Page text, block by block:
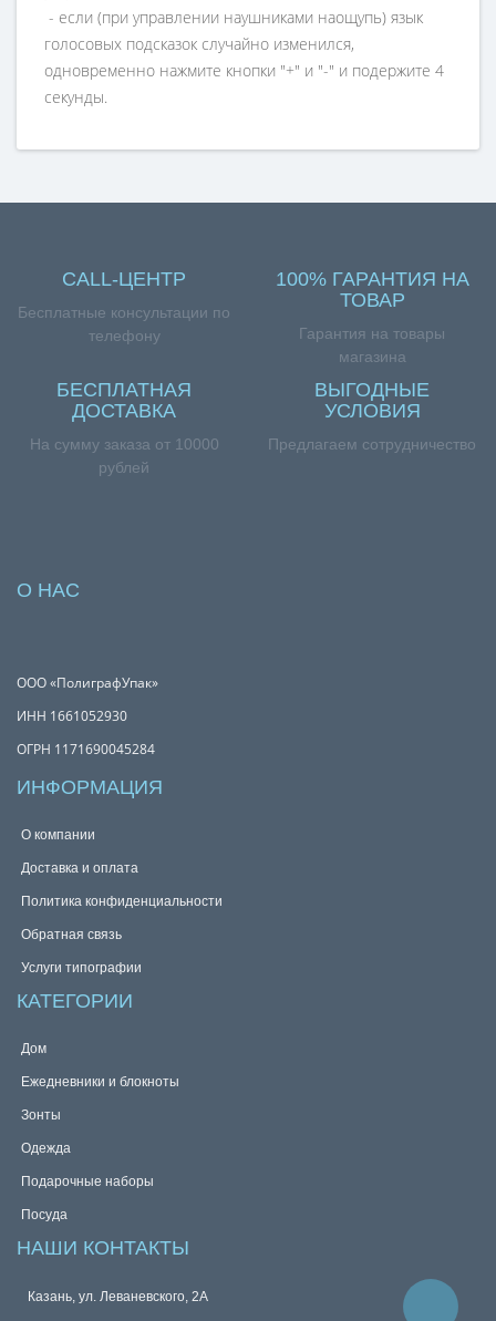
- если (при управлении наушниками наощупь) язык
голосовых подсказок случайно изменился,
одновременно нажмите кнопки "+" и "-" и подержите 4
секунды.
CALL-ЦЕНТР
Бесплатные консультации по
телефону
100% ГАРАНТИЯ НА
ТОВАР
Гарантия на товары
магазина
БЕСПЛАТНАЯ
ДОСТАВКА
На сумму заказа от 10000
рублей
ВЫГОДНЫЕ
УСЛОВИЯ
Предлагаем сотрудничество
О НАС
ООО «ПолиграфУпак»
ИНН 1661052930
ОГРН 1171690045284
ИНФОРМАЦИЯ
О компании
Доставка и оплата
Политика конфиденциальности
Обратная связь
Услуги типографии
КАТЕГОРИИ
Дом
Ежедневники и блокноты
Зонты
Одежда
Подарочные наборы
Посуда
НАШИ КОНТАКТЫ
Казань, ул. Леваневского, 2А